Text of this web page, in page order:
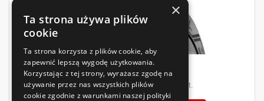
686zł /szt. 779 /szt.
×
Ta strona używa plików
cookie
Ta strona korzysta z plików cookie, aby
zapewnić lepszą wygodę użytkowania.
Korzystając z tej strony, wyrażasz zgodę na
używanie przez nas wszystkich plików
cookie zgodnie z warunkami naszej polityki